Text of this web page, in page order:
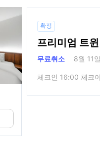
확정
프리미엄 트
무료취소 8월 11
체크인 16:00 체크